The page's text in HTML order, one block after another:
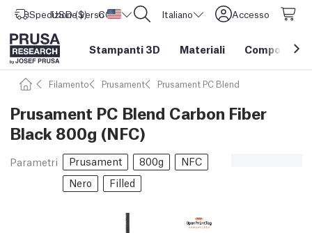
Spedizione verso Stati Uniti d'America
USD ($) CORE One L: Ora disponibile! Italiano Accesso
Stampanti 3D Materiali Componenti
Filamento Prusament Prusament PC Blend
Prusament PC Blend Carbon Fiber
Black 800g (NFC)
Parametri Prusament 800g
NFC
Nero
Filled